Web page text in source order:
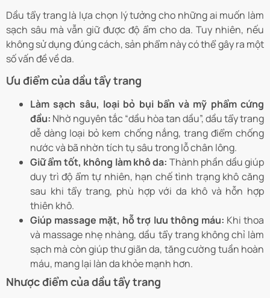
Dầu tẩy trang là lựa chọn lý tưởng cho những ai muốn làm
sạch sâu mà vẫn giữ được độ ẩm cho da. Tuy nhiên, nếu
không sử dụng đúng cách, sản phẩm này có thể gây ra một
số vấn đề về da.
Ưu điểm của dầu tẩy trang
Làm sạch sâu, loại bỏ bụi bẩn và mỹ phẩm cứng
đầu: Nhờ nguyên tắc “dầu hòa tan dầu”, dầu tẩy trang
dễ dàng loại bỏ kem chống nắng, trang điểm chống
nước và bã nhờn tích tụ sâu trong lỗ chân lông.
Giữ ẩm tốt, không làm khô da: Thành phần dầu giúp
duy trì độ ẩm tự nhiên, hạn chế tình trạng khô căng
sau khi tẩy trang, phù hợp với da khô và hỗn hợp
thiên khô.
Giúp massage mặt, hỗ trợ lưu thông máu: Khi thoa
và massage nhẹ nhàng, dầu tẩy trang không chỉ làm
sạch mà còn giúp thư giãn da, tăng cường tuần hoàn
máu, mang lại làn da khỏe mạnh hơn.
Nhược điểm của dầu tẩy trang